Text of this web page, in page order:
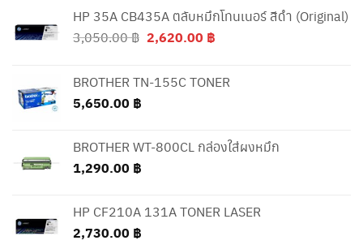
HP 35A CB435A ตลับหมึกโทนเนอร์ สีดำ (Original)
3,050.00฿ Original
3,050.00 ฿.
2,620.00 ฿Current
2,620.00 ฿.
BROTHER TN-155C TONER
5,650.00 ฿
BROTHER WT-800CL กล่องใส่ผงหมึก
1,290.00 ฿
HP CF210A 131A TONER LASER
2,730.00 ฿